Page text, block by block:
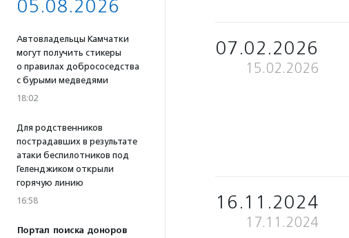
05.08.2026
Автовладельцы Камчатки
могут получить стикеры
о правилах добрососедства
с бурыми медведями
18:02
Для родственников
пострадавших в результате
атаки беспилотников под
Геленджиком открыли
горячую линию
16:58
Портал поиска доноров
07.02.2026
15.02.2026
16.11.2024
17.11.2024